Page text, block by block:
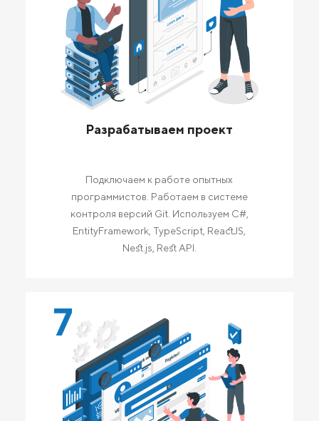
Разрабатываем проект
Подключаем к работе опытных
программистов. Работаем в системе
контроля версий Git. Используем C#,
EntityFramework, TypeScript, ReactJS,
Nest.js, Rest API.
7